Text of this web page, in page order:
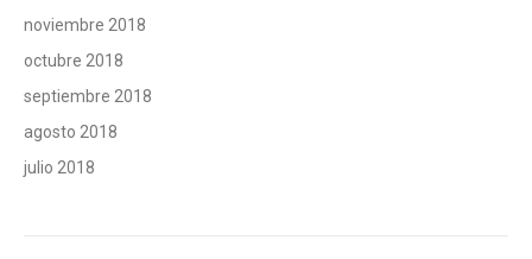
noviembre 2018
octubre 2018
septiembre 2018
agosto 2018
julio 2018